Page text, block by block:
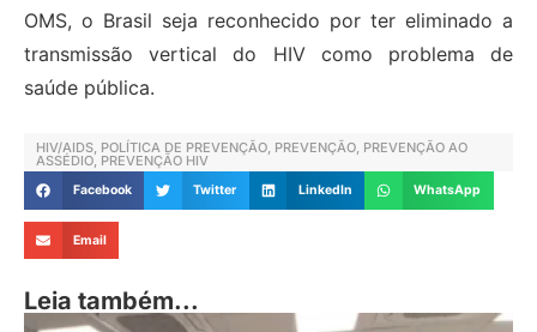
OMS, o Brasil seja reconhecido por ter eliminado a
transmissão vertical do HIV como problema de
saúde pública.
HIV/AIDS, POLÍTICA DE PREVENÇÃO, PREVENÇÃO, PREVENÇÃO AO
ASSÉDIO, PREVENÇÃO HIV
Facebook Twitter LinkedIn WhatsApp
Email
Leia também...